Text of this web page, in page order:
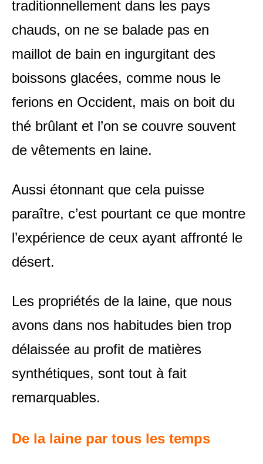
traditionnellement dans les pays
chauds, on ne se balade pas en
maillot de bain en ingurgitant des
boissons glacées, comme nous le
ferions en Occident, mais on boit du
thé brûlant et l’on se couvre souvent
de vêtements en laine.
Aussi étonnant que cela puisse
paraître, c’est pourtant ce que montre
l’expérience de ceux ayant affronté le
désert.
Les propriétés de la laine, que nous
avons dans nos habitudes bien trop
délaissée au profit de matières
synthétiques, sont tout à fait
remarquables.
De la laine par tous les temps